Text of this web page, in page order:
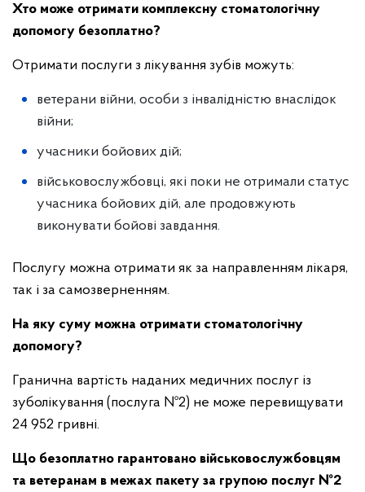
Хто може отримати комплексну стоматологічну
допомогу безоплатно?
Отримати послуги з лікування зубів можуть:
ветерани війни, особи з інвалідністю внаслідок
війни;
учасники бойових дій;
військовослужбовці, які поки не отримали статус
учасника бойових дій, але продовжують
виконувати бойові завдання.
Послугу можна отримати як за направленням лікаря,
так і за самозверненням.
На яку суму можна отримати стоматологічну
допомогу?
Гранична вартість наданих медичних послуг із
зуболікування (послуга №2) не може перевищувати
24 952 гривні.
Що безоплатно гарантовано військовослужбовцям
та ветеранам в межах пакету за групою послуг №2